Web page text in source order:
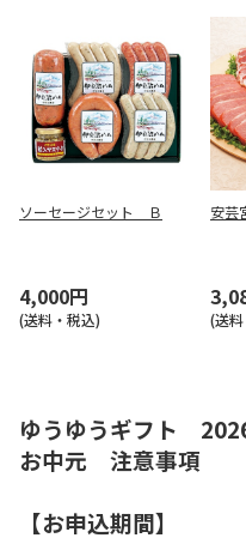
ソーセージセット Ｂ
4,000円
(送料・税込)
安芸
(送
ゆうゆうギフト
お中元 注意事項
【お申込期間】